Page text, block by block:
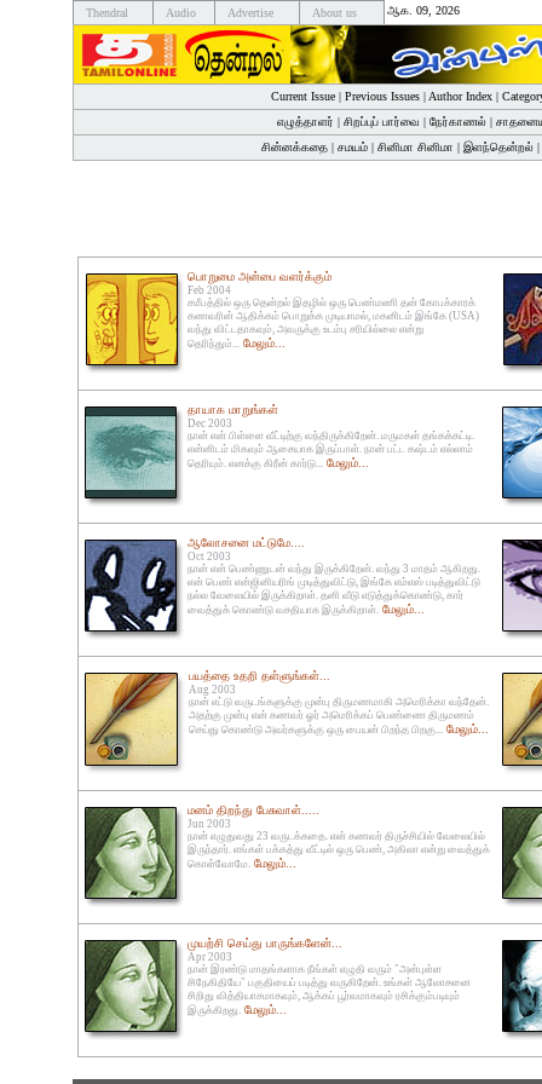
Thendral Audio Advertise About us ஆக. 09, 2026
Current Issue| Previous Issues| Author Index|
எழுத்தாளர் | சிறப்புப் பார்வை | நேர்காணல் |
சின்னக்கதை | சமயம் | சினிமா சினிமா | இளந்தென்றல் |
பொறுமை அன்பை வளர்க்கும்
Feb 2004
சமீபத்தில் ஒரு தென்றல் இதழில் ஒரு பெண்மணி தன் கோபக்காரக்
கணவரின் ஆதிக்கம் பொறுக்க முடியாமல், மகனிடம் இங்கே (USA)
வந்து விட்டதாகவும், அவருக்கு உடம்பு சரியில்லை என்று
தெரிந்தும்... மேலும்...
தாயாக மாறுங்கள்
Dec 2003
நான் என் பிள்ளை வீட்டிற்கு வந்திருக்கிறேன். மருமகள் தங்கக்கட்டி.
என்னிடம் மிகவும் ஆசையாக இருப்பாள். நான் பட்ட கஷ்டம் எல்லாம்
தெரியும். எனக்கு கிரீன் கார்டு... மேலும்...
ஆலோசனை மட்டுமே....
Oct 2003
நான் என் பெண்ணுடன் வந்து இருக்கிறேன். வந்து 3 மாதம் ஆகிறது.
என் பெண் என்ஜினியரிங் முடித்துவிட்டு, இங்கே எம்எஸ் படித்துவிட்டு
நல்ல வேலையில் இருக்கிறாள். தனி வீடு எடுத்துக்கொண்டு, கார்
வைத்துக் கொண்டு வசதியாக இருக்கிறாள். மேலும்...
பயத்தை உதறி தள்ளுங்கள்...
Aug 2003
நான் எட்டு வருடங்களுக்கு முன்பு திருமணமாகி அமெரிக்கா வந்தேன்.
அதற்கு முன்பு என் கணவர் ஓர் அமெரிக்கப் பெண்ணை திருமணம்
செய்து கொண்டு அவர்களுக்கு ஒரு பையன் பிறந்த பிறகு... மேலும்...
மனம் திறந்து பேசுவாள்.....
Jun 2003
நான் எழுதுவது 23 வருடக்கதை. என் கணவர் திருச்சியில் வேலையில்
இருந்தார். எங்கள் பக்கத்து வீட்டில் ஒரு பெண், அகிலா என்று வைத்துக்
கொள்வோமே. மேலும்...
முயற்சி செய்து பாருங்களேன்...
Apr 2003
நான் இரண்டு மாதங்களாக நீங்கள் எழுதி வரும் "அன்புள்ள
சிநேகிதியே" பகுதியைப் படித்து வருகிறேன். உங்கள் ஆலோசனை
சிறிது வித்தியாசமாகவும், ஆக்கப் பூர்வமாகவும் ரசிக்கும்படியும்
இருக்கிறது. மேலும்...